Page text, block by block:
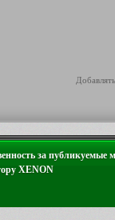
за публикуемые
XENON